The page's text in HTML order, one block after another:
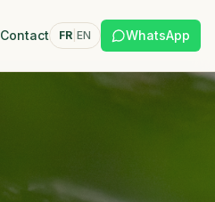
Contact FR EN WhatsApp